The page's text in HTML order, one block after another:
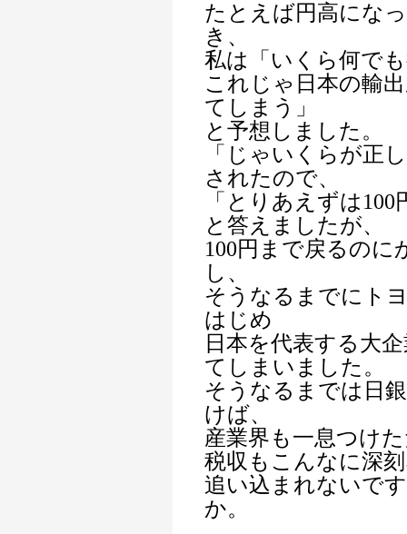
たとえば円高にな
き、
私は「いくら何で
これじゃ日本の輸
てしまう」
と予想しました。
「じゃいくらが正
されたので、
「とりあえずは
と答えましたが、
100円まで戻るのに
し、
そうなるまでにト
はじめ
日本を代表する大
てしまいました。
そうなるまでは日
けば、
産業界も一息つけ
税収もこんなに深
追い込まれないで
か。